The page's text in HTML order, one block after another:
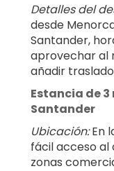
Detalles del
desde
Santander,
aprovechar al
añadir
Estancia de 3
Santander
Ubicación: En
fácil acceso al
zonas